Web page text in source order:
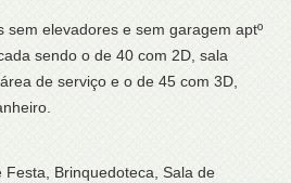
sem elevadores e sem garagem aptº
sendo o de 40 com 2D, sala
de serviço e o de 45 com 3D,
Brinquedoteca, Sala de